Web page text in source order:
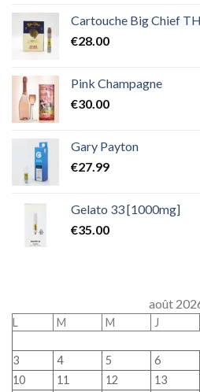
Cartouche Big Chief
€28.00
Pink Champagne
€30.00
Gary Payton
€27.99
Gelato 33 [1000mg]
€35.00
août
L M M J
3
4 5 6
10
11 12 13